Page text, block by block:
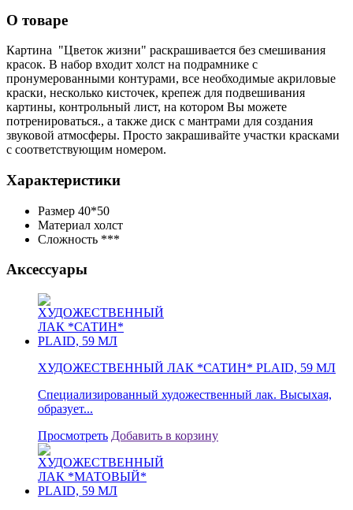
О товаре
Картина "Цветок жизни" раскрашивается без смешивания
красок. В набор входит холст на подрамнике с
пронумерованными контурами, все необходимые акриловые
краски, несколько кисточек, крепеж для подвешивания
картины, контрольный лист, на котором Вы можете
потренироваться., а также диск с мантрами для создания
звуковой атмосферы. Просто закрашивайте участки красками
с соответствующим номером.
Характеристики
Размер 40*50
Материал холст
Сложность ***
Аксессуары
ХУДОЖЕСТВЕННЫЙ ЛАК *САТИН* PLAID, 59 МЛ
Специализированный художественный лак. Высыхая,
образует...
Просмотреть Добавить в корзину